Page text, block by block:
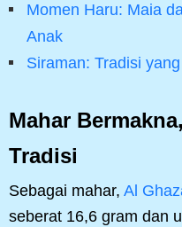
Momen Haru: Maia
Anak
Siraman: Tradisi
Mahar
Tradisi
Sebagai mahar, Al
seberat 16,6 gram dan